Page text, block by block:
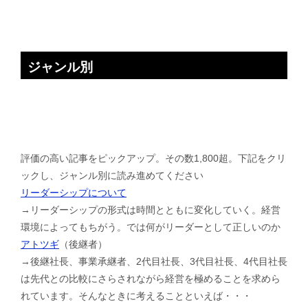
ジャンル別
評価の高い記事をピックアップ。その数1,800超。下記をクリ
ックし、ジャンル別に読み進めてください
リーダーシップについて
→リーダーシップの形式は時間とともに変化していく。経営
環境によってもちがう。では何がリーダーとして正しいのか
アトツギ （後継者）
→後継社長、事業承継者、2代目社長、3代目社長、4代目社長
は先代との比較にさらされながら経営を極めることを求めら
れています。そんなときに考えることといえば・・・